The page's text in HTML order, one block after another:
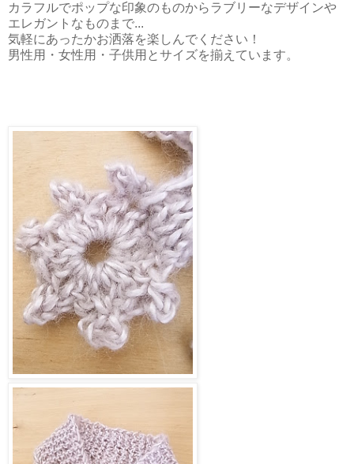
カラフルでポップな印象のものからラブリーなデザインや
エレガントなものまで...
気軽にあったかお洒落を楽しんでください！
男性用・女性用・子供用とサイズを揃えています。